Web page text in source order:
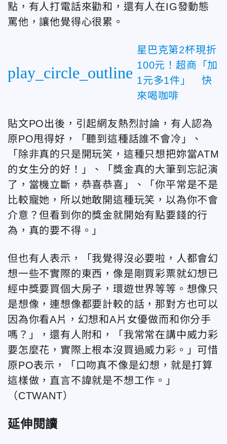
點，有人打電話來勸和，還有人在IG發動態
罵他，讓他覺得心很累。
play_circle_outline
星巴克第2杯現折
100元！超商「加
1元多1件」 快
來喝咖啡
貼文PO出後，引起網友熱烈討論，有人認為
原PO甩得好，「聽到這種話誰不會冷」、
「除非真的只是開玩笑，這種只想把妳當ATM
的女生分的好！」、「獎金真的大筆到忘記演
了，當機立斷，恭喜恭喜」、「你平常是不是
比較寵她，所以她敢開這種玩笑，以為你不會
介意？但看到你的獎金就開始有點要錢的行
為，真的要不得。」
但也有人表示，「我覺得沒必要啦，人都會幻
想一些不實際的東西，像是剛買彩票就幻想已
經中獎要買個大房子，環遊世界等等。想像只
是想像，連想像都要計較的話，那對方也可以
因為你看A片，幻想和A片女優做而和你分手
嗎？」，還有人附和，「我常常在講中威力彩
要怎麼花，實際上根本沒買過威力彩。」可惜
原PO表示，「口吻真不像是幻想，就是打算
這樣做，直言不諱就是不想工作。」
（CTWANT）
延伸閱讀